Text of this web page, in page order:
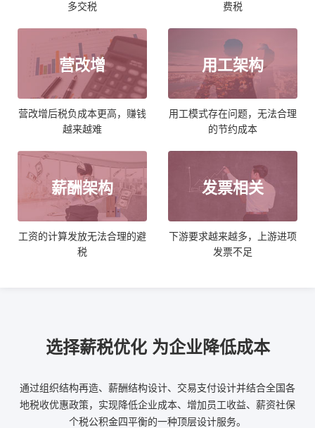
多交税
费税
营改增
营改增后税负成本更高，赚钱
越来越难
用工架构
用工模式存在问题，无法合理
的节约成本
薪酬架构
工资的计算发放无法合理的避
税
发票相关
下游要求越来越多，上游进项
发票不足
选择薪税优化 为企业降低成本
通过组织结构再造、薪酬结构设计、交易支付设计并结合全国各
地税收优惠政策，实现降低企业成本、增加员工收益、薪资社保
个税公积金四平衡的一种顶层设计服务。